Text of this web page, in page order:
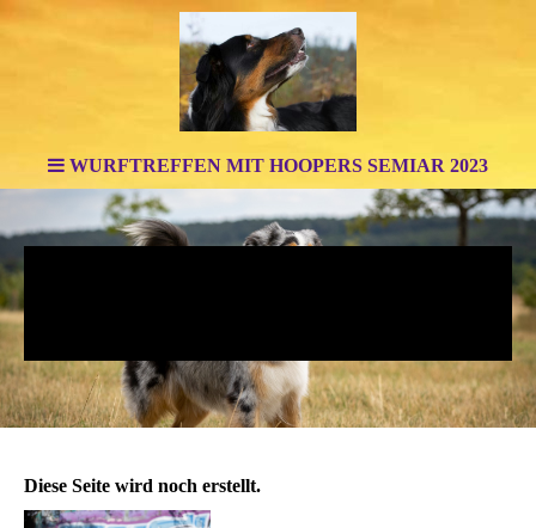
WURFTREFFEN MIT HOOPERS SEMIAR 2023
Diese Seite wird noch erstellt.